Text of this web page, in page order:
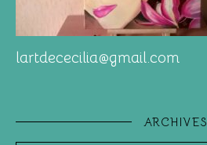
lartdececilia@gmail.com
ARCHIVES